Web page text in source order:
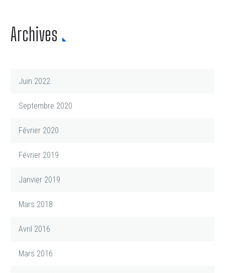
Archives
Juin 2022
Septembre 2020
Février 2020
Février 2019
Janvier 2019
Mars 2018
Avril 2016
Mars 2016